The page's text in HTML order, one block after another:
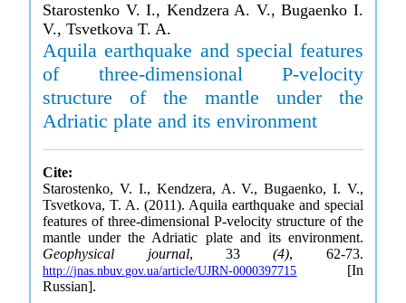
Starostenko V. I., Kendzera A. V., Bugaenko I.
V., Tsvetkova T. A.
Aquila earthquake and special features
of three-dimensional P-velocity
structure of the mantle under the
Adriatic plate and its environment
Cite:
Starostenko, V. I., Kendzera, A. V., Bugaenko, I. V.,
Tsvetkova, T. A. (2011). Aquila earthquake and special
features of three-dimensional P-velocity structure of the
mantle under the Adriatic plate and its environment.
Geophysical journal, 33(4), 62-73.
http://jnas.nbuv.gov.ua/article/UJRN-0000397715 [In
Russian].